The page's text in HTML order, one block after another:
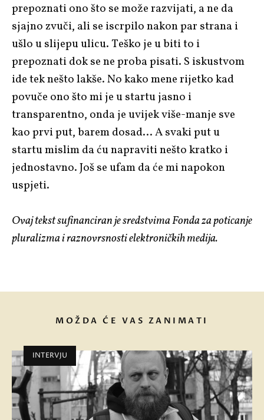
prepoznati ono što se može razvijati, a ne da
sjajno zvuči, ali se iscrpilo nakon par strana i
ušlo u slijepu ulicu. Teško je u biti to i
prepoznati dok se ne proba pisati. S iskustvom
ide tek nešto lakše. No kako mene rijetko kad
povuče ono što mi je u startu jasno i
transparentno, onda je uvijek više-manje sve
kao prvi put, barem dosad… A svaki put u
startu mislim da ću napraviti nešto kratko i
jednostavno. Još se ufam da će mi napokon
uspjeti.
Ovaj tekst sufinanciran je sredstvima Fonda za poticanje
pluralizma i raznovrsnosti elektroničkih medija.
MOŽDA ĆE VAS ZANIMATI
INTERVJU